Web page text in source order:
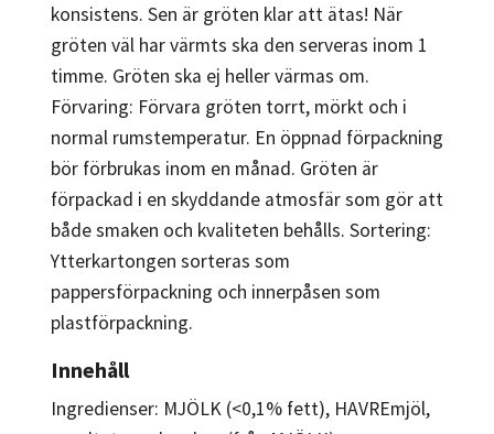
konsistens. Sen är gröten klar att ätas! När
gröten väl har värmts ska den serveras inom 1
timme. Gröten ska ej heller värmas om.
Förvaring: Förvara gröten torrt, mörkt och i
normal rumstemperatur. En öppnad förpackning
bör förbrukas inom en månad. Gröten är
förpackad i en skyddande atmosfär som gör att
både smaken och kvaliteten behålls. Sortering:
Ytterkartongen sorteras som
pappersförpackning och innerpåsen som
plastförpackning.
Innehåll
Ingredienser: MJÖLK (<0,1% fett), HAVREmjöl,